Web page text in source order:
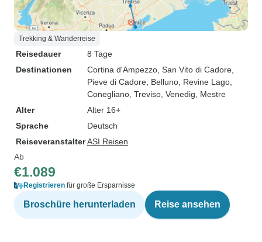
Trekking & Wanderreise
Reisedauer
8 Tage
Destinationen
Cortina d'Ampezzo , San Vito di Cadore
Pieve di Cadore , Belluno , Revine Lago
Conegliano , Treviso , Venedig , Mestre
Alter
Alter 16+
Sprache
Deutsch
ReiseveranstalterASI Reisen
Ab
€1.089
Registrieren für große Ersparnisse
Broschüre herunterladen Reise ansehen